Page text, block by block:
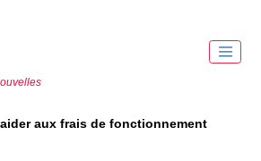
aux frais de fonctionnement